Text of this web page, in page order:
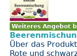
Weiteres Angebot
Über das
Rote und